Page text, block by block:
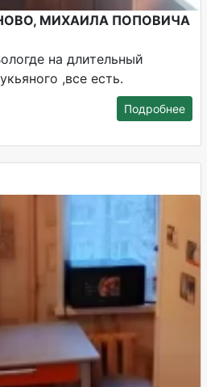
МИХАИЛА ПОПОВИЧА
на длительный
,все есть.
Подробнее